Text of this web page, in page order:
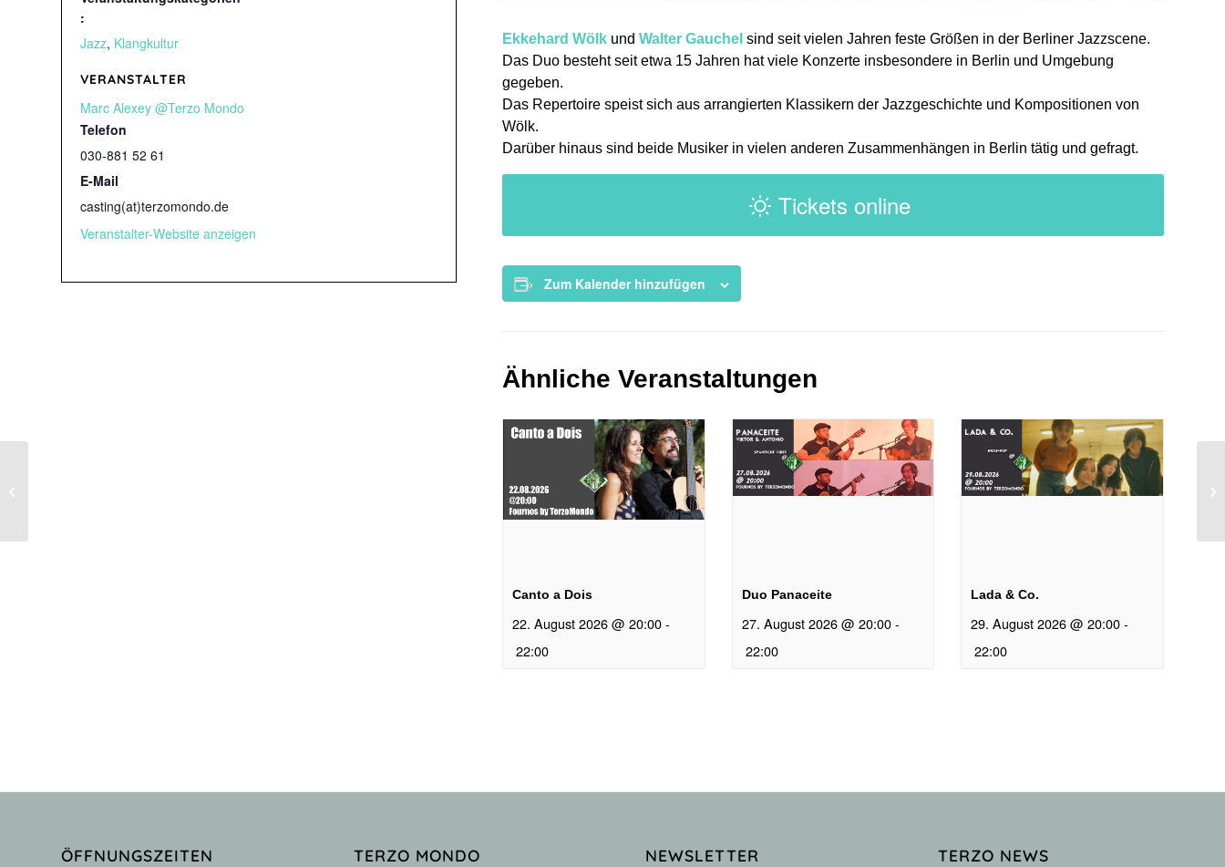
Ekkehard Wölk und Walter Gauchel sind seit vielen Jahren feste Größen in der Berliner Jazzscene.
Das Duo besteht seit etwa 15 Jahren hat viele Konzerte insbesondere in Berlin und Umgebung
gegeben.
Das Repertoire speist sich aus arrangierten Klassikern der Jazzgeschichte und Kompositionen von
Wölk.
Darüber hinaus sind beide Musiker in vielen anderen Zusammenhängen in Berlin tätig und gefragt.
Tickets online
Zum Kalender hinzufügen
Ähnliche Veranstaltungen
Canto a Dois
22. August 2026 @ 20:00-
22:00
Duo Panaceite
27. August 2026 @ 20:00 -
22:00
Lada & Co.
29. August 2026 @ 20:00 -
22:00
:
Jazz, Klangkultur
VERANSTALTER
Marc Alexey @Terzo Mondo
Telefon
030-881 52 61
E-Mail
casting(at)terzomondo.de
Veranstalter-Website anzeigen
ÖFFNUNGSZEITEN TERZO MONDO NEWSLETTER TERZO NEWS